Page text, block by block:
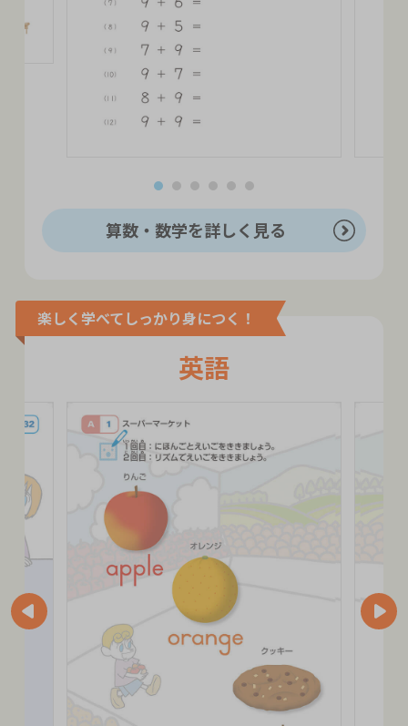
算数・数学を詳しく見る
楽しく学べてしっかり身につく！
英語